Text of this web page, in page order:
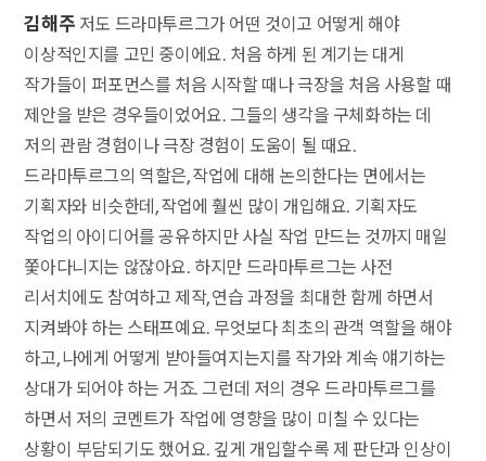
김해주 저도 드라마투르그가 어떤 것이고 어떻게 해야
이상적인지를 고민 중이에요. 처음 하게 된 계기는 대게
작가들이 퍼포먼스를 처음 시작할 때나 극장을 처음 사용할 때
제안을 받은 경우들이었어요. 그들의 생각을 구체화하는 데
저의 관람 경험이나 극장 경험이 도움이 될 때요.
드라마투르그의 역할은, 작업에 대해 논의한다는 면에서는
기획자와 비슷한데, 작업에 훨씬 많이 개입해요. 기획자도
작업의 아이디어를 공유하지만 사실 작업 만드는 것까지 매일
쫓아다니지는 않잖아요. 하지만 드라마투르그는 사전
리서치에도 참여하고 제작, 연습 과정을 최대한 함께 하면서
지켜봐야 하는 스태프예요. 무엇보다 최초의 관객 역할을 해야
하고, 나에게 어떻게 받아들여지는지를 작가와 계속 얘기하는
상대가 되어야 하는 거죠. 그런데 저의 경우 드라마투르그를
하면서 저의 코멘트가 작업에 영향을 많이 미칠 수 있다는
상황이 부담되기도 했어요. 깊게 개입할수록 제 판단과 인상이